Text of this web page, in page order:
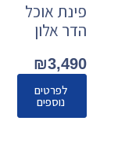
פינת אוכל
הדר אלון
₪3,490
לפרטים
נוספים